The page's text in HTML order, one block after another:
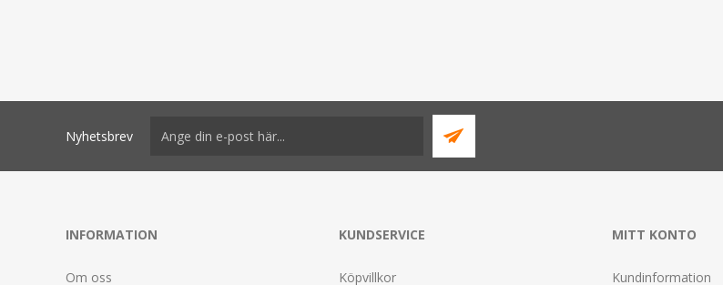
Nyhetsbrev
INFORMATION
Om oss
KUNDSERVICE
Köpvillkor
MITT KONTO
Kundinformation